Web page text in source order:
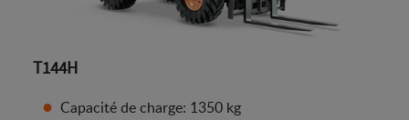
T144H
Capacité de charge: 1350 kg